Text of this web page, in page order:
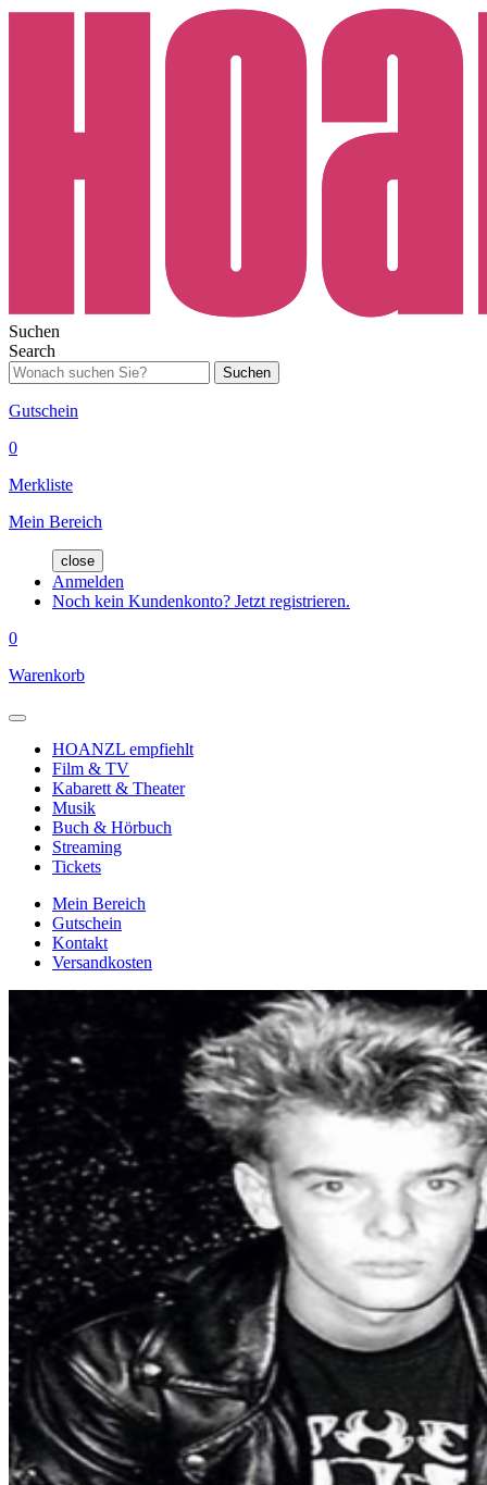
Suchen
Search
Suchen
Gutschein
0
Merkliste
Mein Bereich
close
Anmelden
Noch kein Kundenkonto? Jetzt registrieren.
0
Warenkorb
HOANZL empfiehlt
Film & TV
Kabarett & Theater
Musik
Buch & Hörbuch
Streaming
Tickets
Mein Bereich
Gutschein
Kontakt
Versandkosten